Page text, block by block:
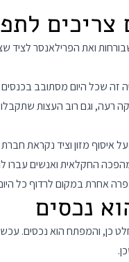
ואת הפרילאנסר לציד
זה שכל היום מסתובב בכנסים
רעה, וגם רוב העצות
איסוף מזון וציד נקראת
ה-8 וה-7 לפנה"ס התרחשה המהפכה
אחרת במקום לרדוף כל
והמפתח הוא נכסים.